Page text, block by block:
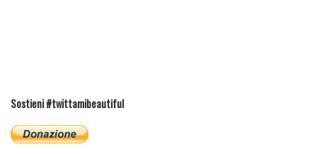
Sostieni #twittamibeautiful